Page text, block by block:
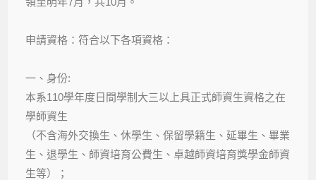
申請資格：符合以下各項資格：
一、身份:
本系110學年度日間學制大三以上具正式師資生資格之在
學師資生
（不含海外交換生、休學生、保留學籍生、延畢生、畢業
生、退學生、師資培育公費生、卓越師資培育獎學金師資
生等）；